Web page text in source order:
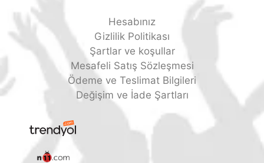
Hesabınız
Gizlilik Politikası
Şartlar ve koşullar
Mesafeli Satış Sözleşmesi
Ödeme ve Teslimat Bilgileri
Değişim ve İade Şartları